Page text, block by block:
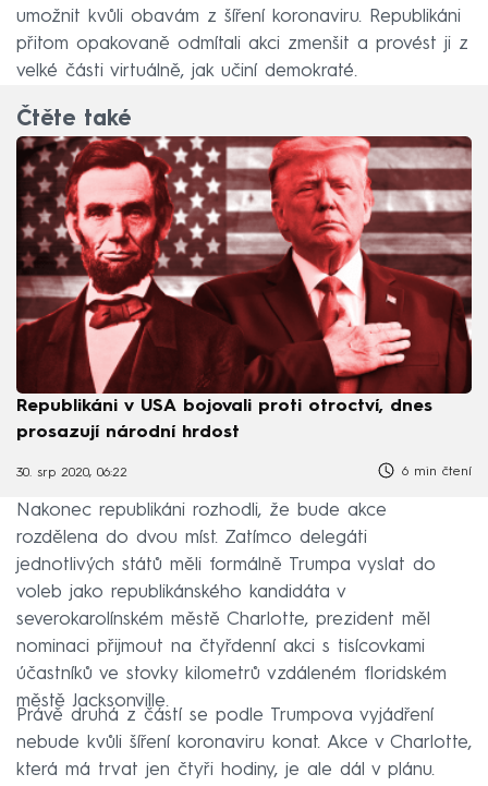
umožnit kvůli obavám z šíření koronaviru. Republikáni
přitom opakovaně odmítali akci zmenšit a provést ji z
velké části virtuálně, jak učiní demokraté.
Čtěte také
Republikáni v USA bojovali proti otroctví, dnes
prosazují národní hrdost
30. srp 2020, 06:22 6 min čtení
Nakonec republikáni rozhodli, že bude akce
rozdělena do dvou míst. Zatímco delegáti
jednotlivých států měli formálně Trumpa vyslat do
voleb jako republikánského kandidáta v
severokarolínském městě Charlotte, prezident měl
nominaci přijmout na čtyřdenní akci s tisícovkami
účastníků ve stovky kilometrů vzdáleném floridském
městě Jacksonville.
Právě druhá z částí se podle Trumpova vyjádření
nebude kvůli šíření koronaviru konat. Akce v Charlotte,
která má trvat jen čtyři hodiny, je ale dál v plánu.